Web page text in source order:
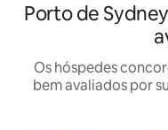
Porto de
Os hóspedes
bem avaliados por